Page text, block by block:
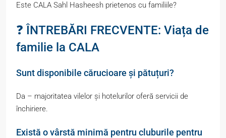
Este CALA Sahl Hasheesh prietenos cu familiile?
❓ ÎNTREBĂRI FRECVENTE: Viața de
familie la CALA
Sunt disponibile cărucioare și pătuțuri?
Da – majoritatea vilelor și hotelurilor oferă servicii de
închiriere.
Există o vârstă minimă pentru cluburile pentru